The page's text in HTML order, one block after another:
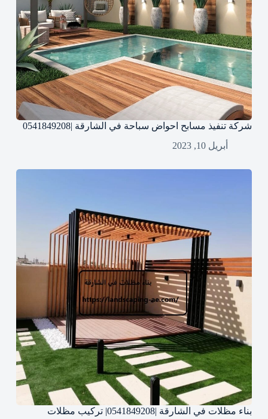
شركة تنفيذ مسابح احواض سباحة في الشارقة |0541849208
أبريل 10, 2023
بناء مظلات في الشارقة |0541849208| تركيب مظلات